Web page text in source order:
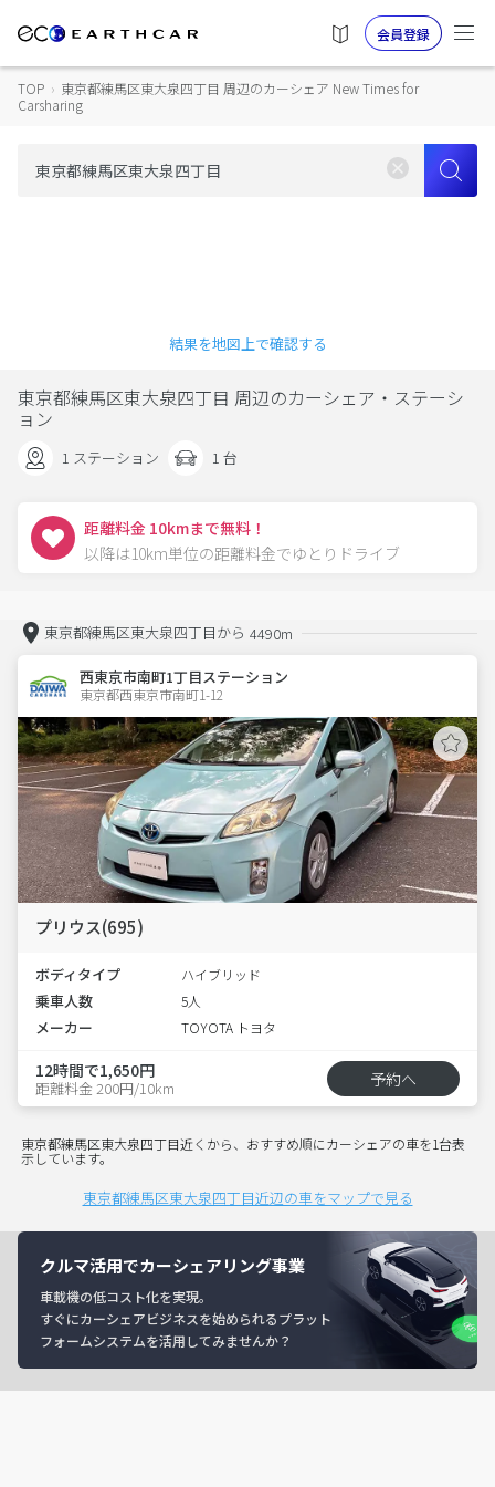
会員登録
TOP › 東京都練馬区東大泉四丁目 周辺のカーシェア New Times for
Carsharing
結果を地図上で確認する
東京都練馬区東大泉四丁目 周辺のカーシェア・ステーシ
ョン
1 ステーション 1 台
距離料金 10kmまで無料！
以降は10km単位の距離料金でゆとりドライブ
東京都練馬区東大泉四丁目から 4490m
西東京市南町1丁目ステーション
東京都西東京市南町1-12
プリウス(695)
ボディタイプ ハイブリッド
乗車人数 5人
メーカー TOYOTA トヨタ
12時間で1,650円
距離料金 200円/10km 予約へ
東京都練馬区東大泉四丁目近くから、おすすめ順にカーシェアの車を1台表
示しています。
東京都練馬区東大泉四丁目近辺の車をマップで見る
クルマ活用でカーシェアリング事業
車載機の低コスト化を実現。
すぐにカーシェアビジネスを始められるプラット
フォームシステムを活用してみませんか？